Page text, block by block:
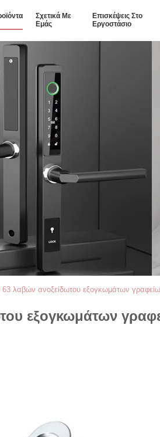
Σχετικά Με
Εμάς
Επισκέψεις Στο
Εργοστάσιο
λαβών ανοξείδωτου εξογκωμάτων
εξογκωμάτων